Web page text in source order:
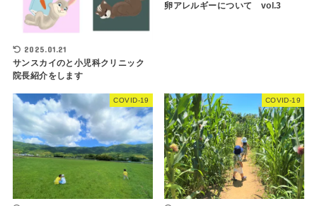
2025.01.21
サンスカイのと小児科クリニック
院長紹介をします
卵アレルギーについて vol.3
COVID-19 COVID-19